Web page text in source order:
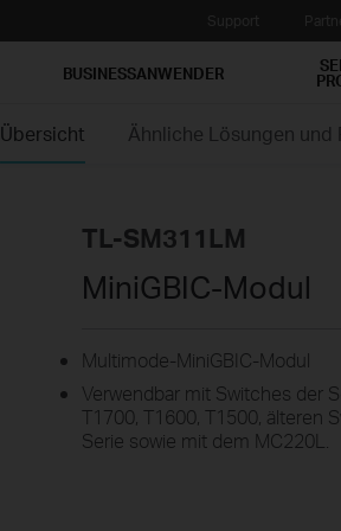
BUSINESSANWENDER
Übersicht Ähnliche Lösungen und
TL-SM311LM
MiniGBIC-Modul
Multimode-MiniGBIC-Modul
Verwendbar mit Switches der
T1700, T1600, T1500, älteren
Serie sowie mit dem MC220L.